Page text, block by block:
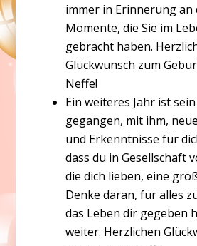
immer in Erinnerung an
Momente, die Sie im
gebracht haben.
Glückwunsch zum
Neffe!
Ein weiteres Jahr ist
gegangen, mit ihm,
und Erkenntnisse für
dass du in Gesellschaft
die dich lieben, eine
Denke daran, für alles
das Leben dir gegeben
weiter. Herzlichen